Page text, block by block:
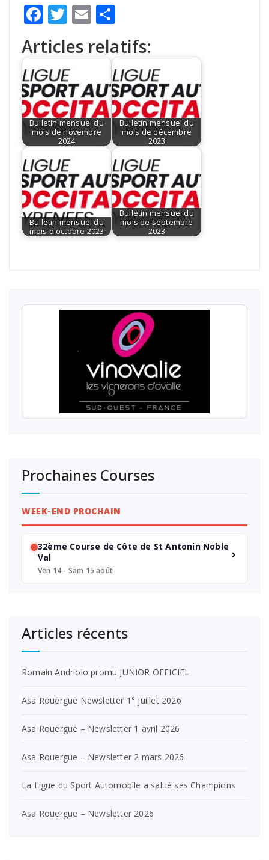
Facebook
Twitter
Email
Articles relatifs:
Bulletin mensuel du
mois de novembre
2024
Bulletin mensuel du
mois de décembre
2023
Bulletin mensuel du
mois d'octobre 2023
Bulletin mensuel du
mois de septembre
2023
Prochaines Courses
WEEK-END PROCHAIN
32ème Course de Côte de St Antonin Noble
Val
Ven 14 - Sam 15 août
Articles récents
Romain Andriolo promu JUNIOR OFFICIEL
Asa Rouergue Newsletter 1° juillet 2026
Asa Rouergue – Newsletter 1 avril 2026
Asa Rouergue – Newsletter 2 mars 2026
La Ligue du Sport Automobile a salué ses Champions
Asa Rouergue – Newsletter 2026